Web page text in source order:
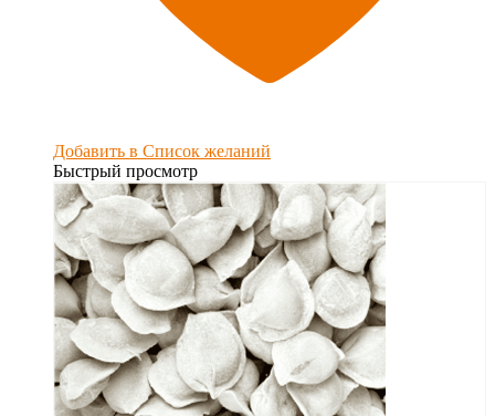
Добавить в Список желаний
Быстрый просмотр